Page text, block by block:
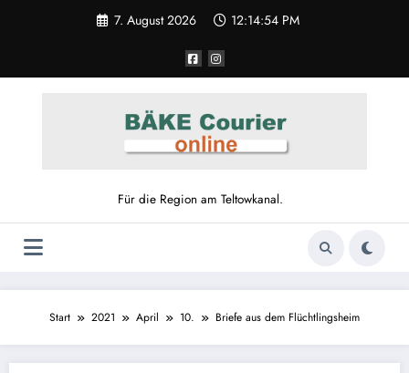
7. August 2026 12:14:54 PM
Für die Region am Teltowkanal.
Start 2021 April 10. Briefe aus dem Flüchtlingsheim